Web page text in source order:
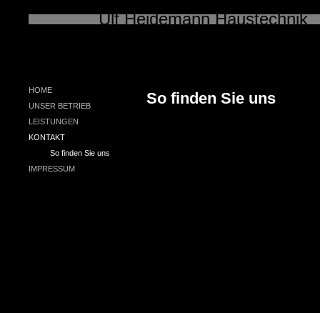
Ulf Heidemann Haustechnik
HOME
UNSER BETRIEB
LEISTUNGEN
KONTAKT
So finden Sie uns
IMPRESSUM
So finden Sie uns